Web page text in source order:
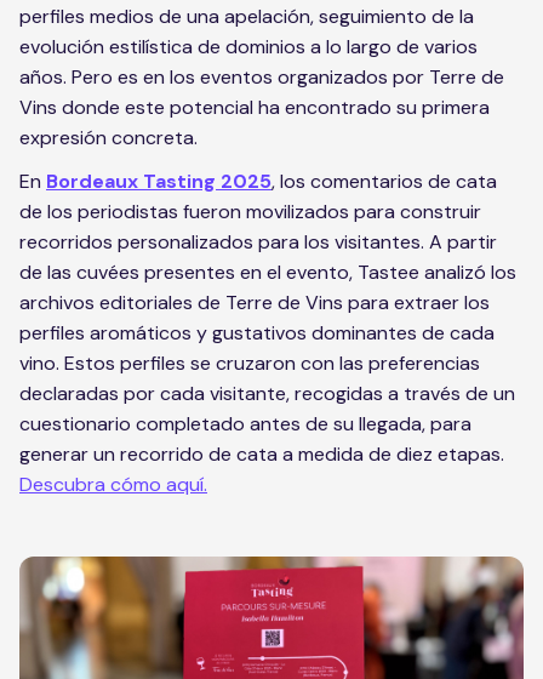
perfiles medios de una apelación, seguimiento de la
evolución estilística de dominios a lo largo de varios
años. Pero es en los eventos organizados por Terre de
Vins donde este potencial ha encontrado su primera
expresión concreta.
En Bordeaux Tasting 2025, los comentarios de cata
de los periodistas fueron movilizados para construir
recorridos personalizados para los visitantes. A partir
de las cuvées presentes en el evento, Tastee analizó los
archivos editoriales de Terre de Vins para extraer los
perfiles aromáticos y gustativos dominantes de cada
vino. Estos perfiles se cruzaron con las preferencias
declaradas por cada visitante, recogidas a través de un
cuestionario completado antes de su llegada, para
generar un recorrido de cata a medida de diez etapas.
Descubra cómo aquí.